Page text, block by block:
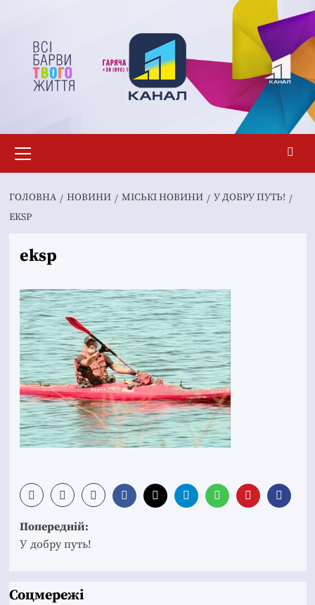
вмісту
меню
ГОЛОВНА НОВИНИ MІСЬКІ НОВИНИ
У ДОБРУ ПУТЬ!
EKSP
eksp
Post
navigation
Попередній:
У добру путь!
Соцмережі